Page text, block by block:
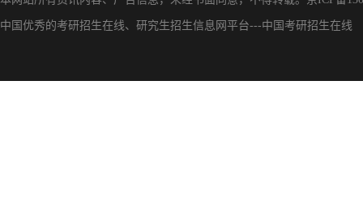
中国优秀的考研招生在线、 研究生招生信息网 平台---中国考研招生在线